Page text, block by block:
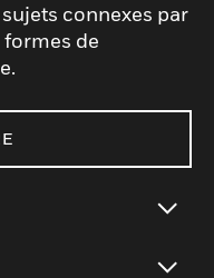
connexes par
de